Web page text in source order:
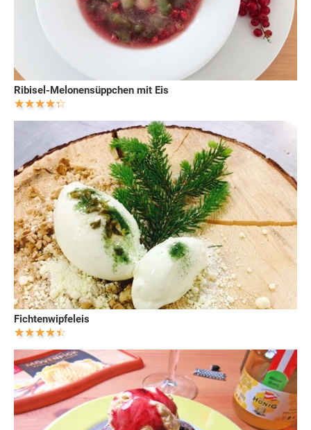
Ribisel-Melonensüppchen mit Eis
Fichtenwipfeleis